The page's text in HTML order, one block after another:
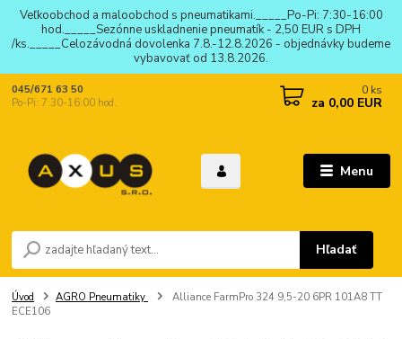
Veľkoobchod a maloobchod s pneumatikami._____Po-Pi: 7:30-16:00
hod._____Sezónne uskladnenie pneumatík - 2,50 EUR s DPH
/ks._____Celozávodná dovolenka 7.8.-12.8.2026 - objednávky budeme
vybavovať od 13.8.2026.
Menu
Hľadať
045/671 63 50
Po-Pi: 7:30-16:00 hod.
0 ks
za 0,00 EUR
Úvod AGRO Pneumatiky
Alliance FarmPro 324 9,5-20 6PR 101A8 TT
ECE106